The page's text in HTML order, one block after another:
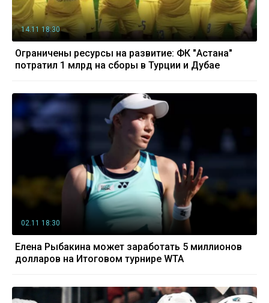
14.11 18:30
Ограничены ресурсы на развитие: ФК "Астана"
потратил 1 млрд на сборы в Турции и Дубае
02.11 18:30
Елена Рыбакина может заработать 5 миллионов
долларов на Итоговом турнире WTA